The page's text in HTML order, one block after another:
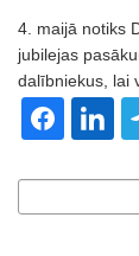
4. maijā notiks
jubilejas
dalībniekus, lai